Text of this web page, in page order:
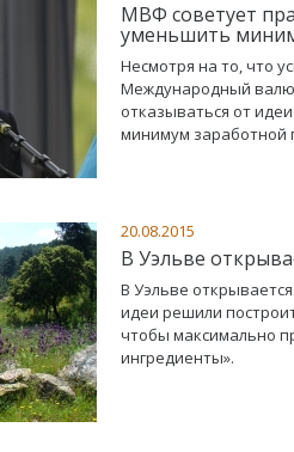
МВФ советует
уменьшить
Несмотря на то, что
Международный
отказываться от
минимум заработной
20.08.2015
В Уэльве
В Уэльве
идеи решили
чтобы максимально
ингредиенты».